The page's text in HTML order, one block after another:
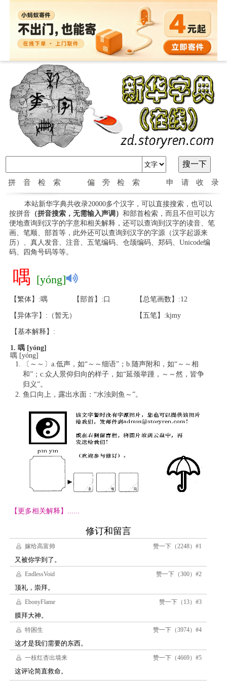
拼音检索 偏旁检索 申请收录
本站新华字典共收录20000多个汉字，可以直接搜索，也可以
按拼音（拼音搜索，无需输入声调） 和部首检索，而且不但可以方
便地查询到汉字的字意和相关解释，还可以查询到汉字的读音、笔
画、笔顺、部首等，此外还可以查询到汉字的字源（汉字起源来
历）、真人发音、注音、五笔编码、仓颉编码、郑码、Unicode编
码、四角号码等等。
喁 [yóng]
【繁体】:喁 【部首】:口 【总笔画数】:12
【异体字】:（暂无） 【五笔】:kjmy
【基本解释】:
1. 喁 [yóng]
喁 [yóng]
〔～～〕a.低声，如“～～细语”；b.随声附和，如“～～相
和”；c.众人景仰归向的样子，如“延颈举踵，～～然，皆争
归义”。
鱼口向上，露出水面：“水浊则鱼～”。
【更多相关解释】......